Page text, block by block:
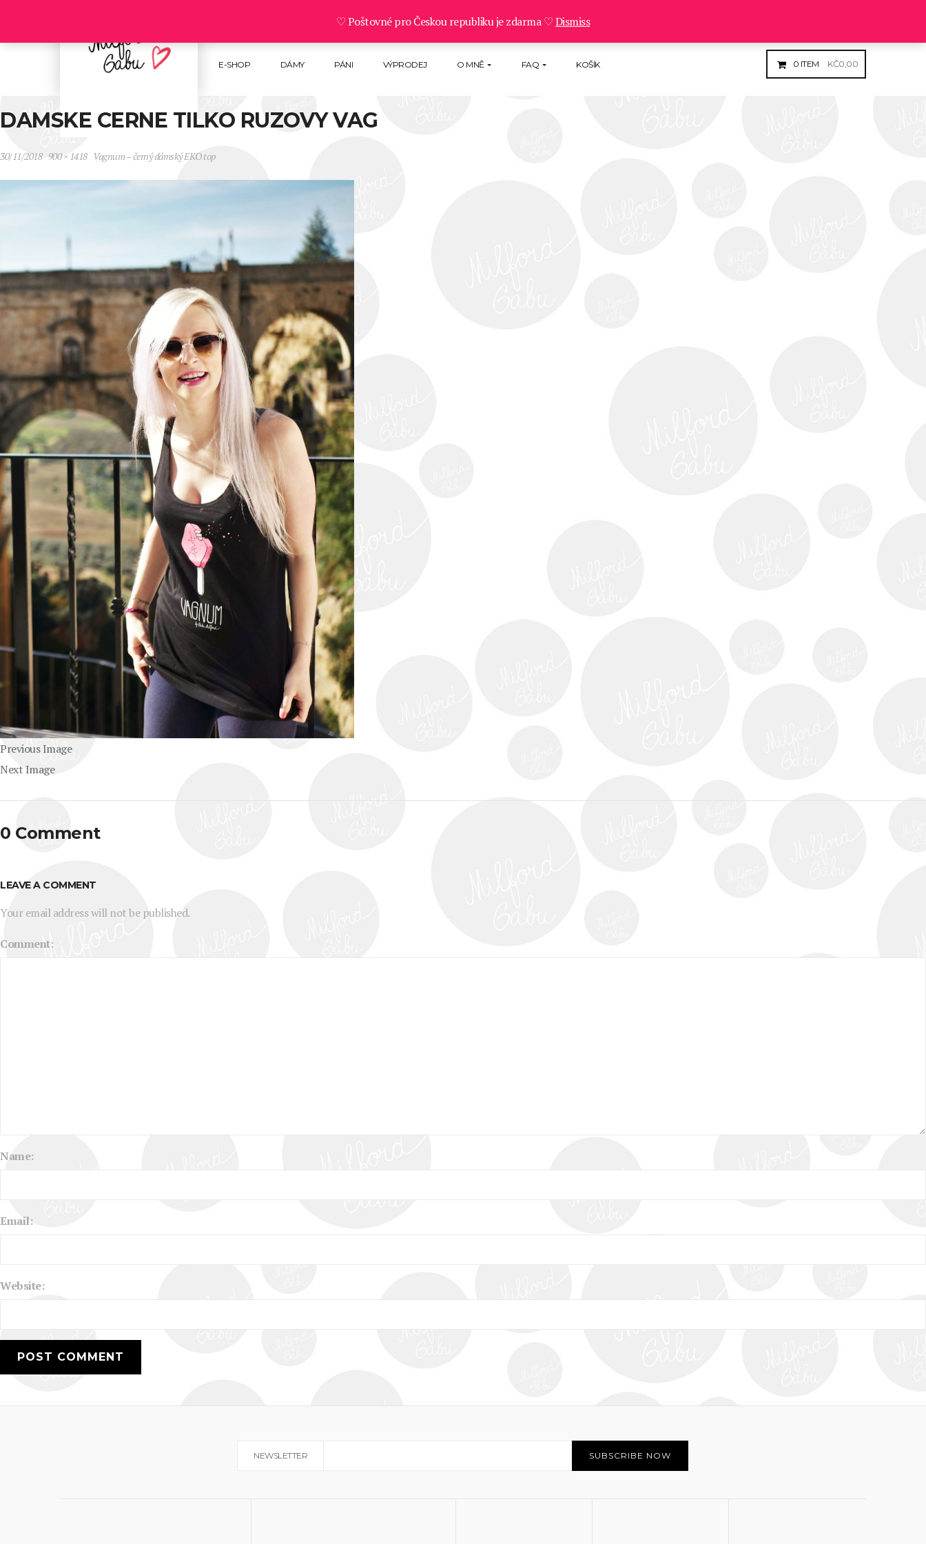
0 ITEM KČ0,00
E-SHOP DÁMY PÁNI VÝPRODEJ O MNĚ FAQ KOŠÍK
DAMSKE CERNE TILKO RUZOVY VAG
30/11/2018 900 × 1418 Vagnum – černý dámský EKO top
Previous Image
Next Image
0 Comment
LEAVE A COMMENT
Your email address will not be published.
Comment:
Name:
Email:
Website:
NEWSLETTER
♡ Poštovné pro Českou republiku je zdarma ♡Dismiss